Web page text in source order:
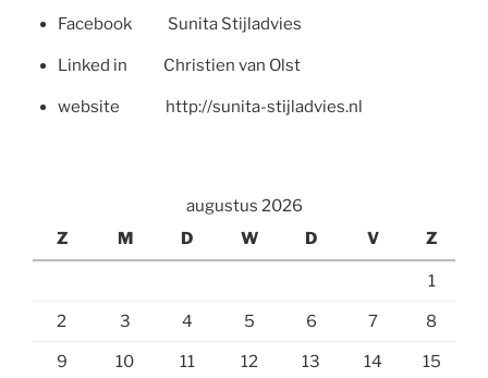
Facebook Sunita Stijladvies
Linked in Christien van Olst
website http://sunita-stijladvies.nl
augustus 2026
Z
M D W D V Z
1
2 3 4 5 6 7 8
9 10 11 12 13 14 15